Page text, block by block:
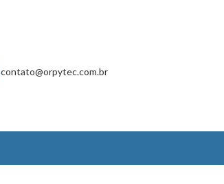
contato@orpytec.com.br